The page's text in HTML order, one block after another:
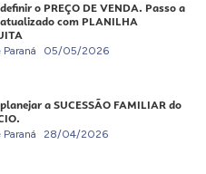
o PREÇO DE VENDA. Passo a
com PLANILHA
Paraná 05/05/2026
a SUCESSÃO FAMILIAR do
Paraná 28/04/2026